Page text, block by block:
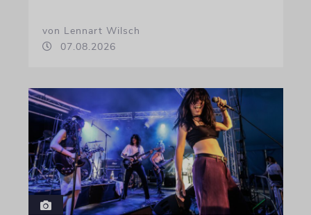
von Lennart Wilsch
07.08.2026